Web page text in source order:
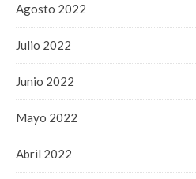
Agosto 2022
Julio 2022
Junio 2022
Mayo 2022
Abril 2022